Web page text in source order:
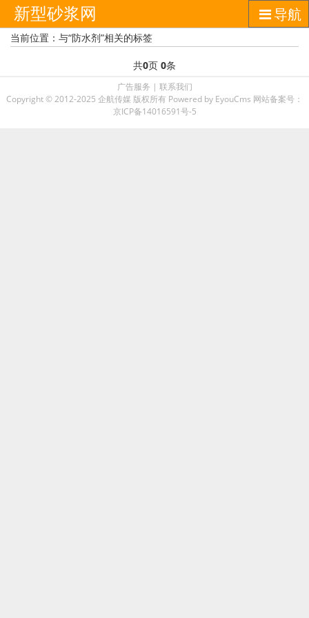
新型砂浆网 导航
当前位置：与“防水剂”相关的标签
共0页 0条
广告服务 | 联系我们
Copyright © 2012-2025 企航传媒 版权所有 Powered by EyouCms 网站备案号：
京ICP备14016591号-5